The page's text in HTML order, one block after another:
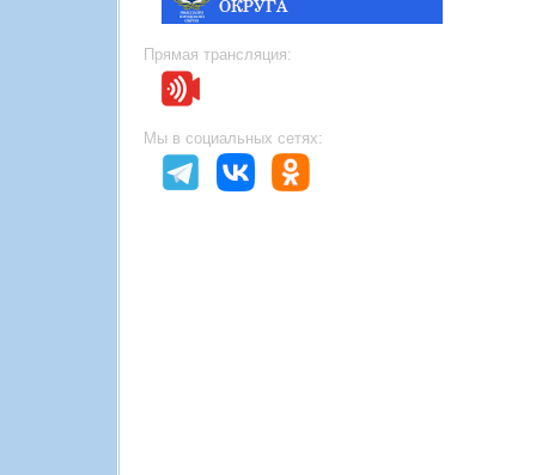
Прямая трансляция:
Мы в социальных сетях: